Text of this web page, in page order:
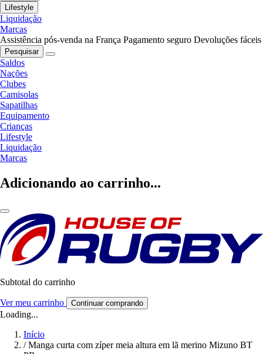
Lifestyle
Liquidação
Marcas
Assistência pós-venda na França Pagamento seguro Devoluções fáceis
Pesquisar
Saldos
Nações
Clubes
Camisolas
Sapatilhas
Equipamento
Crianças
Lifestyle
Liquidação
Marcas
Adicionando ao carrinho...
Subtotal do carrinho
Ver meu carrinho Continuar comprando
Loading...
Início
/ Manga curta com zíper meia altura em lã merino Mizuno BT